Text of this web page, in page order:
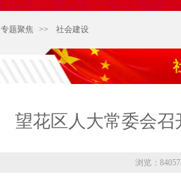
专题聚焦 >> 社会建设
望花区人大常委会
浏览：